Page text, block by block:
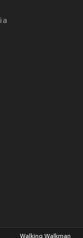
Walking Walkman